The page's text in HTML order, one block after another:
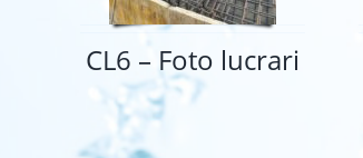
CL6 – Foto lucrari